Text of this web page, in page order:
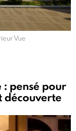
Vue
: pensé pour
découverte